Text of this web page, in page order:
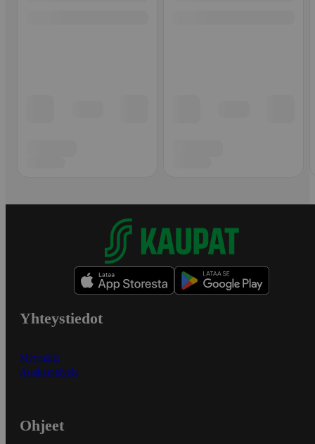
Yhteystiedot
Myymälät
Asiakaspalvelu
Ohjeet